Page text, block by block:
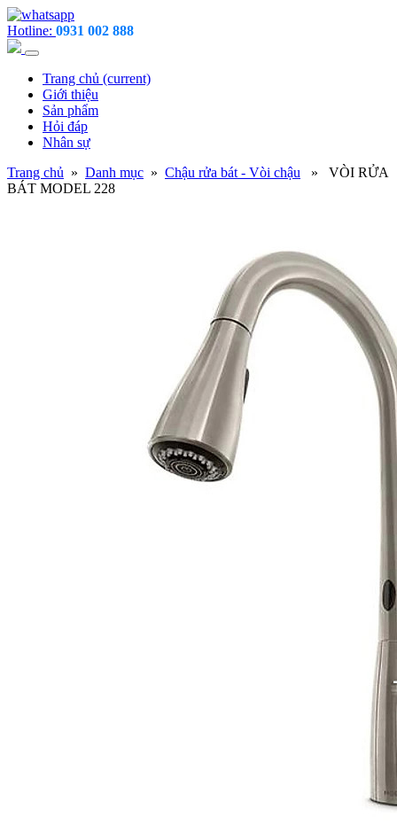
Hotline: 0931 002 888
Trang chủ (current)
Giới thiệu
Sản phẩm
Hỏi đáp
Nhân sự
Trang chủ » Danh mục » Chậu rửa bát - Vòi chậu » VÒI RỬA
BÁT MODEL 228